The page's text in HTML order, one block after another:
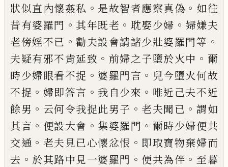
狀似直內懷姦私 。 是故智者應察真偽 。 如往
昔有婆羅門 。其年既老 。 耽娶少婦 。 婦嫌夫
老傍婬不已 。勸夫設會請諸少壯婆羅門等 。
夫疑有邪不肯延致 。 前婦之子墮於火中 。 爾
時少婦眼看不捉 。 婆羅門言 。 兒今墮火何故
不捉 。 婦即答言 。 我自少來 。 唯近己夫不近
餘男 。 云何令我捉此男子 。 老夫聞已 。謂如
其言 。 便設大會 。 集婆羅門 。 爾時少婦便共
交通 。 老夫見已心懷忿恨 。 即取寶物棄婦而
去 。 於其路中見一婆羅門 。 便共為伴 。 至暮